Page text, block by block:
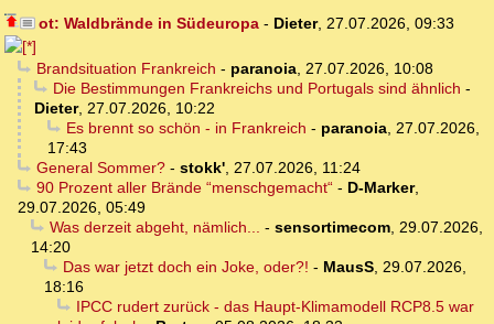
ot: Waldbrände in Südeuropa- Dieter, 27.07.2026, 09:33
Brandsituation Frankreich - paranoia, 27.07.2026, 10:08
Die Bestimmungen Frankreichs und Portugals sind ähnlich -
Dieter, 27.07.2026, 10:22
Es brennt so schön - in Frankreich - paranoia, 27.07.2026,
17:43
General Sommer?- stokk', 27.07.2026, 11:24
90 Prozent aller Brände “menschgemacht“- D-Marker,
29.07.2026, 05:49
Was derzeit abgeht, nämlich... - sensortimecom, 29.07.2026,
14:20
Das war jetzt doch ein Joke, oder?! - MausS, 29.07.2026,
18:16
IPCC rudert zurück - das Haupt-Klimamodell RCP8.5 war